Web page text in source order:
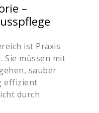
–
ist Praxis
Sie müssen mit
sauber
effizient
durch